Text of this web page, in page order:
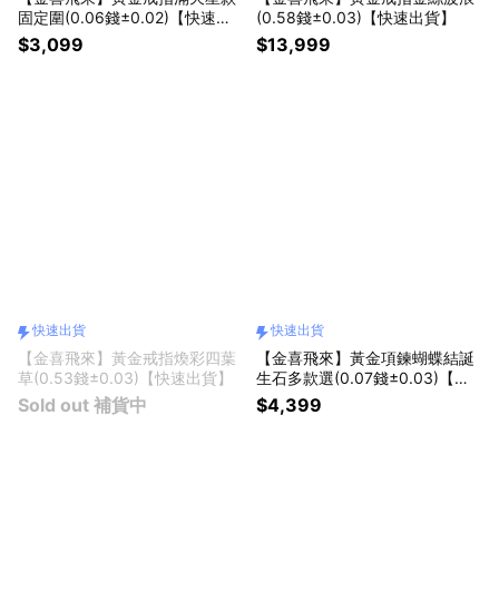
固定圍(0.06錢±0.02)【快速出
貨】
$3,099
(0.58錢±0.03)【快速出貨】
$13,999
快速出貨
【金喜飛來】黃金戒指煥彩四葉
草(0.53錢±0.03)【快速出貨】
Sold out 補貨中
快速出貨
【金喜飛來】黃金項鍊蝴蝶結誕
生石多款選(0.07錢±0.03)【快
速出貨】
$4,399